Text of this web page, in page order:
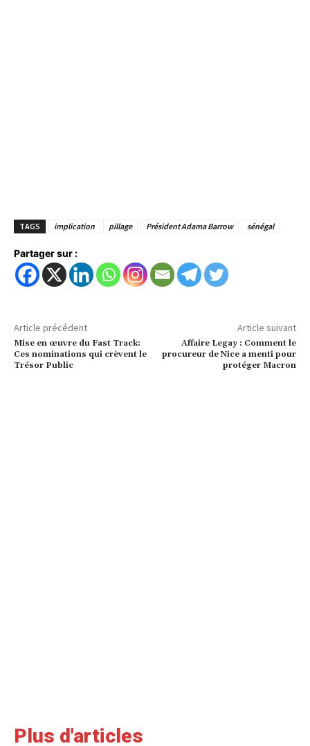
TAGS implication pillage Président Adama Barrow sénégal
Partager sur :
Article précédent
Mise en œuvre du Fast Track:
Ces nominations qui crèvent le
Trésor Public
Article suivant
Affaire Legay : Comment le
procureur de Nice a menti pour
protéger Macron
Plus d'articles